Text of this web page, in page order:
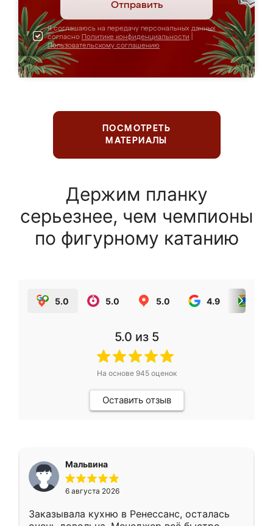
Отправить
Я соглашаюсь на передачу персональных данных
согласно Политике конфиденциальности
Пользовательскому соглашению
ПОСМОТРЕТЬ
МАТЕРИАЛЫ
Держим планку
серьезнее, чем чемпионы
по фигурному катанию
5.0 5.0 5.0 4.9
5.0 из 5
На основе 945оценок
Оставить отзыв
Мальвина
6 августа 2026
Заказывала кухню в Ренессанс, осталась